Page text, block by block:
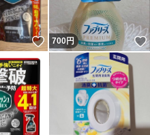
いいね！
700円